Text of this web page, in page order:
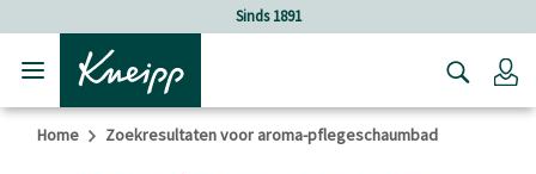
Verder gaan naar hoofdinhoud.Sinds 1891
Home Zoekresultaten voor aroma-pflegeschaumbad